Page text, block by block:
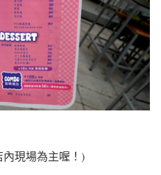
內現場為主喔！)